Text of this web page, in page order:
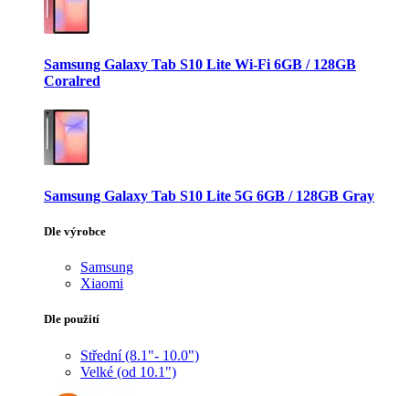
Samsung Galaxy Tab S10 Lite Wi-Fi 6GB / 128GB
Coralred
Samsung Galaxy Tab S10 Lite 5G 6GB / 128GB Gray
Dle výrobce
Samsung
Xiaomi
Dle použití
Střední (8.1"- 10.0")
Velké (od 10.1")